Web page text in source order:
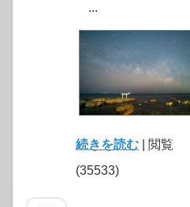
...
続きを読む | 閲覧
(35533)